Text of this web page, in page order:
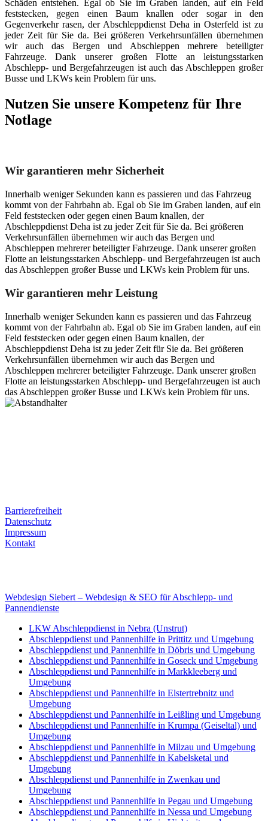
Schäden entstehen. Egal ob Sie im Graben landen, auf ein Feld
feststecken, gegen einen Baum knallen oder sogar in den
Gegenverkehr rasen, der Abschleppdienst Deha in Osterfeld ist zu
jeder Zeit für Sie da. Bei größeren Verkehrsunfällen übernehmen
wir auch das Bergen und Abschleppen mehrere beteiligter
Fahrzeuge. Dank unserer großen Flotte an leistungsstarken
Abschlepp- und Bergefahrzeugen ist auch das Abschleppen großer
Busse und LKWs kein Problem für uns.
Nutzen Sie unsere Kompetenz für Ihre
Notlage
Wir garantieren mehr Sicherheit
Innerhalb weniger Sekunden kann es passieren und das Fahrzeug
kommt von der Fahrbahn ab. Egal ob Sie im Graben landen, auf ein
Feld feststecken oder gegen einen Baum knallen, der
Abschleppdienst Deha ist zu jeder Zeit für Sie da. Bei größeren
Verkehrsunfällen übernehmen wir auch das Bergen und
Abschleppen mehrerer beteiligter Fahrzeuge. Dank unserer großen
Flotte an leistungsstarken Abschlepp- und Bergefahrzeugen ist auch
das Abschleppen großer Busse und LKWs kein Problem für uns.
Wir garantieren mehr Leistung
Innerhalb weniger Sekunden kann es passieren und das Fahrzeug
kommt von der Fahrbahn ab. Egal ob Sie im Graben landen, auf ein
Feld feststecken oder gegen einen Baum knallen, der
Abschleppdienst Deha ist zu jeder Zeit für Sie da. Bei größeren
Verkehrsunfällen übernehmen wir auch das Bergen und
Abschleppen mehrerer beteiligter Fahrzeuge. Dank unserer großen
Flotte an leistungsstarken Abschlepp- und Bergefahrzeugen ist auch
das Abschleppen großer Busse und LKWs kein Problem für uns.
Barrierefreiheit
Datenschutz
Impressum
Kontakt
Webdesign Siebert – Webdesign & SEO für Abschlepp- und
Pannendienste
LKW Abschleppdienst in Nebra (Unstrut)
Abschleppdienst und Pannenhilfe in Prittitz und Umgebung
Abschleppdienst und Pannenhilfe in Döbris und Umgebung
Abschleppdienst und Pannenhilfe in Goseck und Umgebung
Abschleppdienst und Pannenhilfe in Markkleeberg und
Umgebung
Abschleppdienst und Pannenhilfe in Elstertrebnitz und
Umgebung
Abschleppdienst und Pannenhilfe in Leißling und Umgebung
Abschleppdienst und Pannenhilfe in Krumpa (Geiseltal) und
Umgebung
Abschleppdienst und Pannenhilfe in Milzau und Umgebung
Abschleppdienst und Pannenhilfe in Kabelsketal und
Umgebung
Abschleppdienst und Pannenhilfe in Zwenkau und
Umgebung
Abschleppdienst und Pannenhilfe in Pegau und Umgebung
Abschleppdienst und Pannenhilfe in Nessa und Umgebung